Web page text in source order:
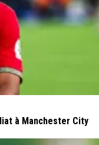
à Manchester City